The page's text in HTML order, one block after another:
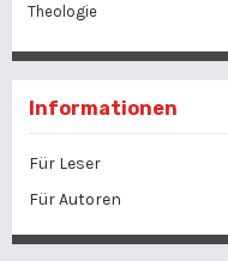
Theologie
Informationen
Für Leser
Für Autoren